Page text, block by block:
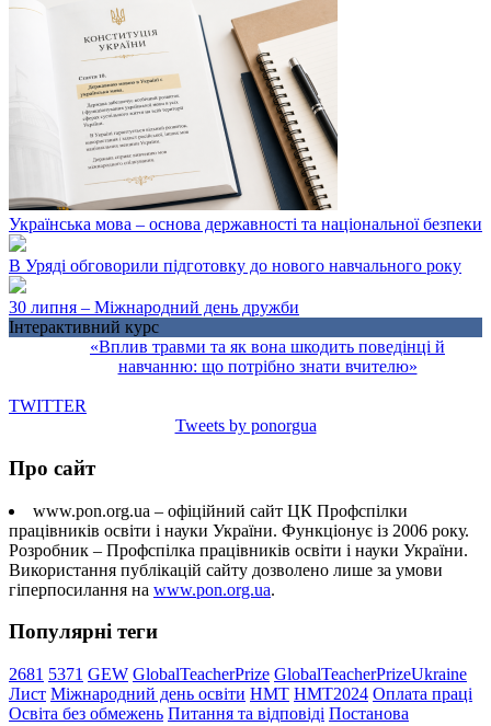
Українська мова – основа державності та національної безпеки
В Уряді обговорили підготовку до нового навчального року
30 липня – Міжнародний день дружби
Інтерактивний курс
«Вплив травми та як вона шкодить поведінці й
навчанню: що потрібно знати вчителю»
TWITTER
Tweets by ponorgua
Про сайт
www.pon.org.ua – офіційний сайт ЦК Профспілки
працівників освіти і науки України. Функціонує із 2006 року.
Розробник – Профспілка працівників освіти і науки України.
Використання публікацій сайту дозволено лише за умови
гіперпосилання на www.pon.org.ua.
Популярні теги
2681 5371 GEW GlobalTeacherPrize GlobalTeacherPrizeUkraine
Лист Міжнародний день освіти НМТ НМТ2024 Оплата праці
Освіта без обмежень Питання та відповіді Постанова